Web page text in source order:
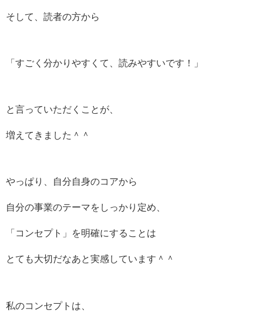
そして、読者の方から
「すごく分かりやすくて、読みやすいです！」
と言っていただくことが、
増えてきました＾＾
やっぱり、自分自身のコアから
自分の事業のテーマをしっかり定め、
「コンセプト」を明確にすることは
とても大切だなあと実感しています＾＾
私のコンセプトは、